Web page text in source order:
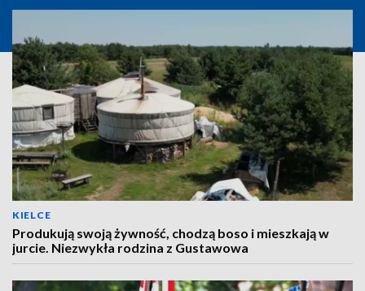
KIELCE
Produkują swoją żywność, chodzą boso i mieszkają w
jurcie. Niezwykła rodzina z Gustawowa